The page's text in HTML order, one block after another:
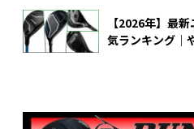
【2026年】最
気ランキング｜